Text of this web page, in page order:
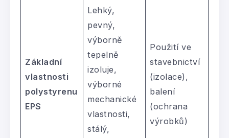
Základní
vlastnosti
polystyrenu
EPS
Lehký,
pevný,
výborně
tepelně
izoluje,
výborné
mechanické
vlastnosti,
stálý,
Použití ve
stavebnictví
(izolace),
balení
(ochrana
výrobků)